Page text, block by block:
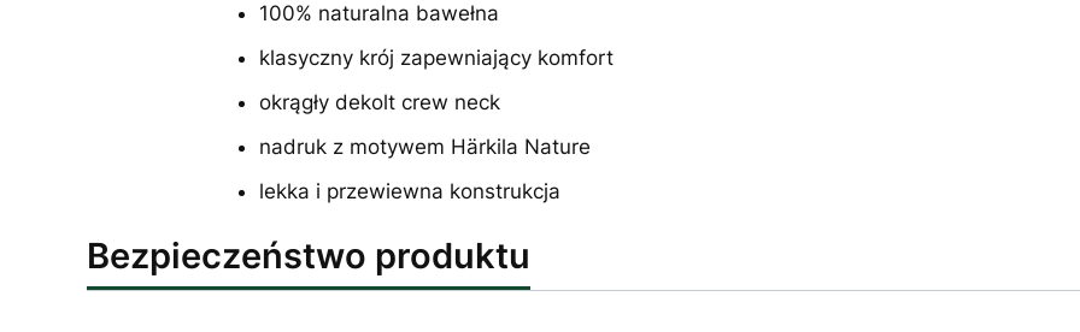
100% naturalna bawełna
klasyczny krój zapewniający komfort
okrągły dekolt crew neck
nadruk z motywem Härkila Nature
lekka i przewiewna konstrukcja
Bezpieczeństwo produktu